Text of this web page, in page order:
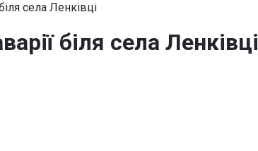
села Ленківці
біля села Ленківці